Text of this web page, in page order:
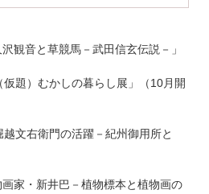
観音と草競馬－武田信玄伝説－」
題）むかしの暮らし展」（10月開
文右衛門の活躍－紀州御用所と
家・新井巴－植物標本と植物画の